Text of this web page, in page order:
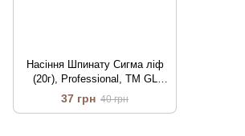
Насіння Шпинату Сигма лiф
(20г), Professional, TM GL
Seeds
37 грн 40 грн